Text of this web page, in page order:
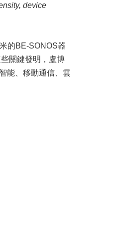
device
的BE-SONOS器
關鍵發明，盧博
能、移動通信、雲